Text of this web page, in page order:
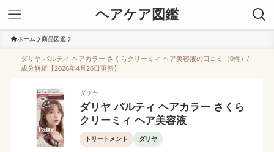
ヘアケア図鑑
ホーム 商品図鑑
ダリヤ パルティ ヘアカラー さくらクリーミィ ヘア美容液の口コミ（0件）/
成分解析【2026年4月26日更新】
ダリヤ
ダリヤ パルティ ヘアカラー さくら
クリーミィ ヘア美容液
トリートメント ダリヤ